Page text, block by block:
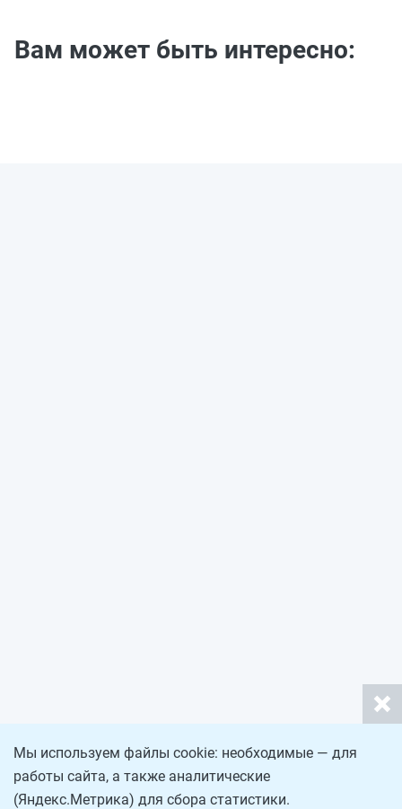
Вам может быть интересно:
Мы используем файлы cookie: необходимые — для
работы сайта, а также аналитические
(Яндекс.Метрика) для сбора статистики.